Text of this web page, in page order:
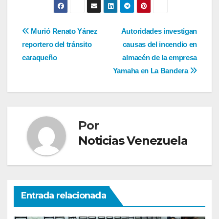
Navegación
de
Autoridades investigan
causas del incendio en
almacén de la empresa
Yamaha en La Bandera
Murió Renato Yánez
reportero del tránsito
caraqueño
Por
Noticias Venezuela
Entrada relacionada